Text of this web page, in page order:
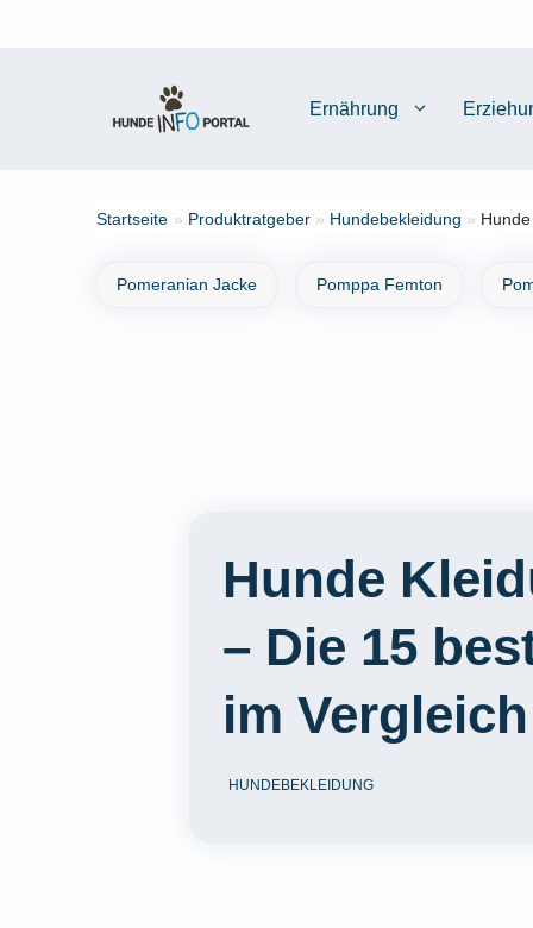
Ernährung
Startseite » Produktratgeber » Hundebekleidung »
Pomeranian Jacke Pomppa Femton
Hunde
– Die 15
im Vergleich
HUNDEBEKLEIDUNG